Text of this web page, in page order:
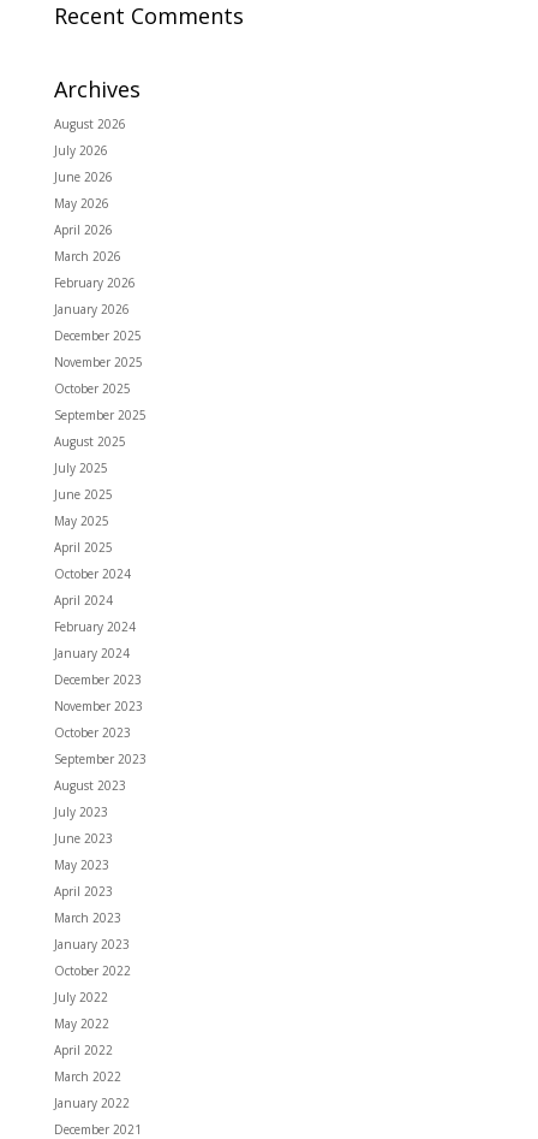
Recent Comments
Archives
August 2026
July 2026
June 2026
May 2026
April 2026
March 2026
February 2026
January 2026
December 2025
November 2025
October 2025
September 2025
August 2025
July 2025
June 2025
May 2025
April 2025
October 2024
April 2024
February 2024
January 2024
December 2023
November 2023
October 2023
September 2023
August 2023
July 2023
June 2023
May 2023
April 2023
March 2023
January 2023
October 2022
July 2022
May 2022
April 2022
March 2022
January 2022
December 2021